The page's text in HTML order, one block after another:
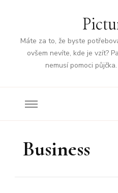
Máte za to, že byste
ovšem nevíte, kde je vzít?
nemusí pomoci
Business